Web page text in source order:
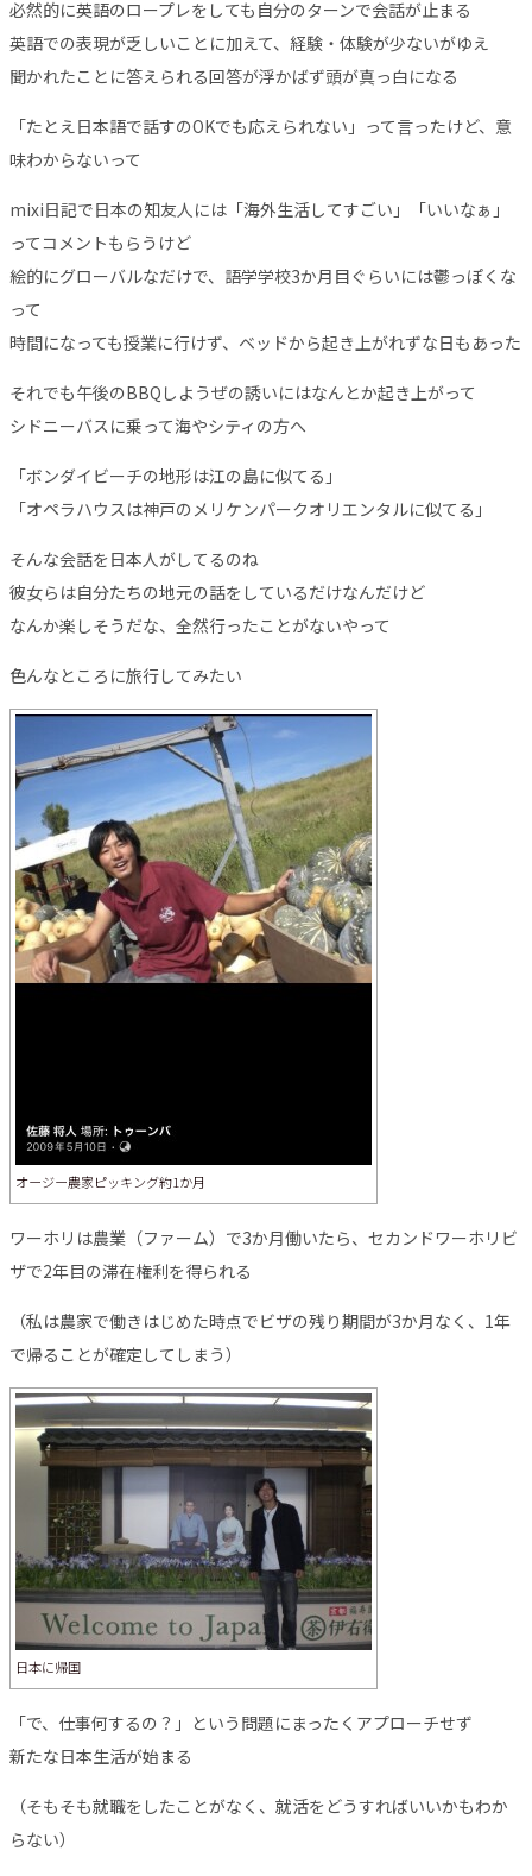
必然的に英語のロープレをしても自分のターンで会話が止まる
英語での表現が乏しいことに加えて、経験・体験が少ないがゆえ
聞かれたことに答えられる回答が浮かばず頭が真っ白になる
「たとえ日本語で話すのOKでも応えられない」って言ったけど、意
味わからないって
mixi日記で日本の知友人には「海外生活してすごい」「いいなぁ」
ってコメントもらうけど
絵的にグローバルなだけで、語学学校3か月目ぐらいには鬱っぽくな
って
時間になっても授業に行けず、ベッドから起き上がれずな日もあった
それでも午後のBBQしようぜの誘いにはなんとか起き上がって
シドニーバスに乗って海やシティの方へ
「ボンダイビーチの地形は江の島に似てる」
「オペラハウスは神戸のメリケンパークオリエンタルに似てる」
そんな会話を日本人がしてるのね
彼女らは自分たちの地元の話をしているだけなんだけど
なんか楽しそうだな、全然行ったことがないやって
色んなところに旅行してみたい
オージー農家ピッキング約1か月
ワーホリは農業（ファーム）で3か月働いたら、セカンドワーホリビ
ザで2年目の滞在権利を得られる
（私は農家で働きはじめた時点でビザの残り期間が3か月なく、1年
で帰ることが確定してしまう）
日本に帰国
「で、仕事何するの？」という問題にまったくアプローチせず
新たな日本生活が始まる
（そもそも就職をしたことがなく、就活をどうすればいいかもわか
らない）